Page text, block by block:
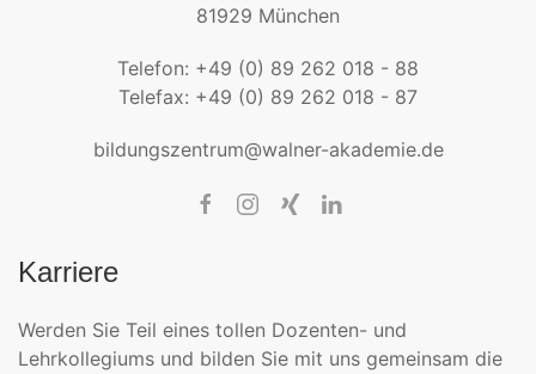
81929 München
Telefon: +49 (0) 89 262 018 - 88
Telefax: +49 (0) 89 262 018 - 87
bildungszentrum@walner-akademie.de
Karriere
Werden Sie Teil eines tollen Dozenten- und
Lehrkollegiums und bilden Sie mit uns gemeinsam die